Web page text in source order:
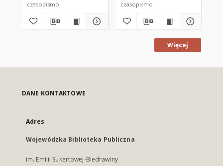
czasopismo czasopismo
Więcej
DANE KONTAKTOWE
Adres
Wojewódzka Biblioteka Publiczna
im. Emilii Sukertowej-Biedrawiny